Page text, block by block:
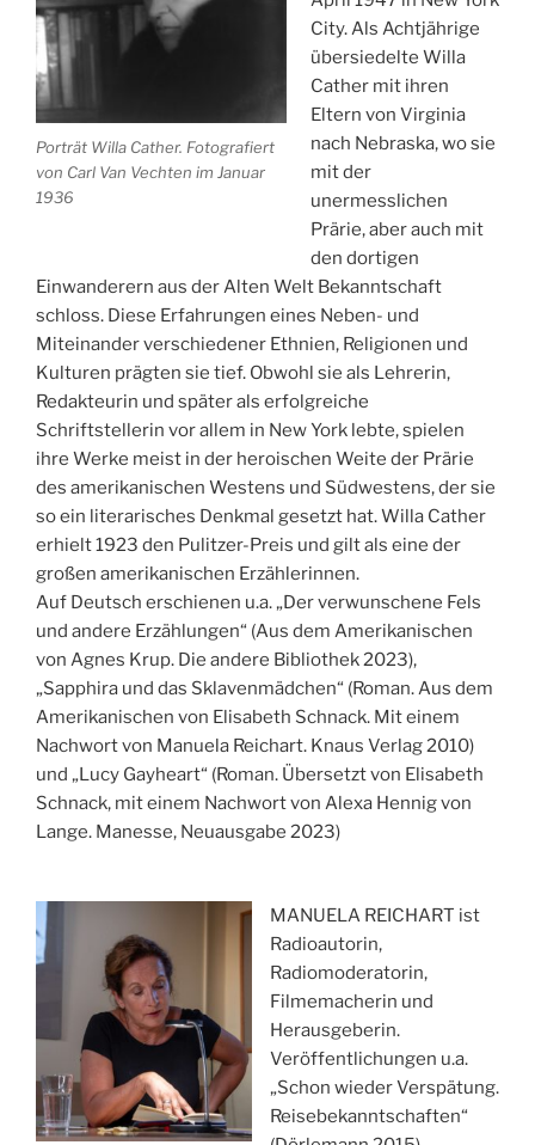
Porträt Willa Cather. Fotografiert
von Carl Van Vechten im Januar
1936
City. Als Achtjährige
übersiedelte Willa
Cather mit ihren
Eltern von Virginia
nach Nebraska, wo sie
mit der
unermesslichen
Prärie, aber auch mit
den dortigen
Einwanderern aus der Alten Welt Bekanntschaft
schloss. Diese Erfahrungen eines Neben- und
Miteinander verschiedener Ethnien, Religionen und
Kulturen prägten sie tief. Obwohl sie als Lehrerin,
Redakteurin und später als erfolgreiche
Schriftstellerin vor allem in New York lebte, spielen
ihre Werke meist in der heroischen Weite der Prärie
des amerikanischen Westens und Südwestens, der sie
so ein literarisches Denkmal gesetzt hat. Willa Cather
erhielt 1923 den Pulitzer-Preis und gilt als eine der
großen amerikanischen Erzählerinnen.
Auf Deutsch erschienen u.a. „Der verwunschene Fels
und andere Erzählungen“ (Aus dem Amerikanischen
von Agnes Krup. Die andere Bibliothek 2023),
„Sapphira und das Sklavenmädchen“ (Roman. Aus dem
Amerikanischen von Elisabeth Schnack. Mit einem
Nachwort von Manuela Reichart. Knaus Verlag 2010)
und „Lucy Gayheart“ (Roman. Übersetzt von Elisabeth
Schnack, mit einem Nachwort von Alexa Hennig von
Lange. Manesse, Neuausgabe 2023)
MANUELA REICHART ist
Radioautorin,
Radiomoderatorin,
Filmemacherin und
Herausgeberin.
Veröffentlichungen u.a.
„Schon wieder Verspätung.
Reisebekanntschaften“